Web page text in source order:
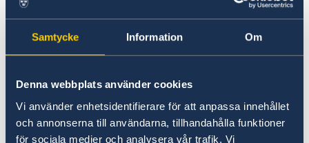
Samtycke Information Om
Denna webbplats använder cookies
Vi använder enhetsidentifierare för att anpassa innehållet
och annonserna till användarna, tillhandahålla funktioner
för sociala medier och analysera vår trafik. Vi
Ambassadens reseinformation
Aktuella händelser
Naturförhållanden och katastrofer
Lokala lagar och sedvänjor
Trafiksäkerhet
Du kan också få hjälp att komma i kontakt med
försäkringsbolagens larmcentraler, till exempel
SOS-International eller Falck Global Assistance.
direktkontakt med sjukhus och läkare och
arrangera sjuktransport med mera.